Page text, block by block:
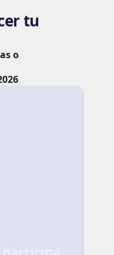
tu
o